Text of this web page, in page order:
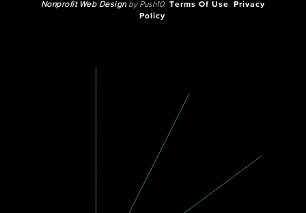
Nonprofit Web Designby Push10. Terms Of Use
Privacy
Policy